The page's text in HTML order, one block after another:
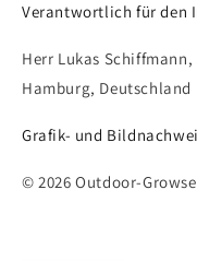
Verantwortlich für den
Herr Lukas
Hamburg, Deutschland
Grafik- und
© 2026 Outdoor-